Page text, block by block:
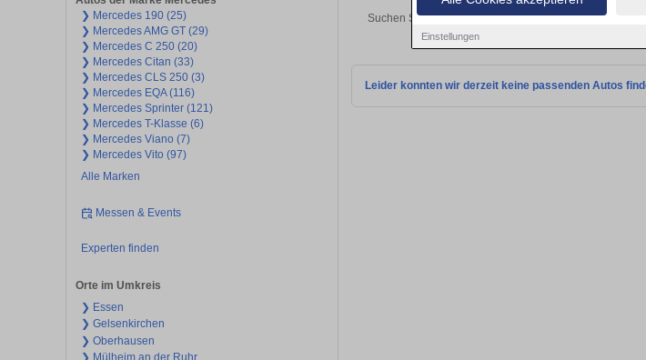
Einstellungen
❯ Mercedes 190 (25)
❯ Mercedes AMG GT (29)
❯ Mercedes C 250 (20)
❯ Mercedes Citan (33)
❯ Mercedes CLS 250 (3)
❯ Mercedes EQA (116)
❯ Mercedes Sprinter (121)
❯ Mercedes T-Klasse (6)
❯ Mercedes Viano (7)
❯ Mercedes Vito (97)
Alle Marken
Messen & Events
Experten finden
Orte im Umkreis
❯ Essen
❯ Gelsenkirchen
❯ Oberhausen
❯ Mülheim an der Ruhr
Suchen Sie in Bochum einen Mercedes S-Klasse
Leider konnten wir derzeit keine passenden Autos